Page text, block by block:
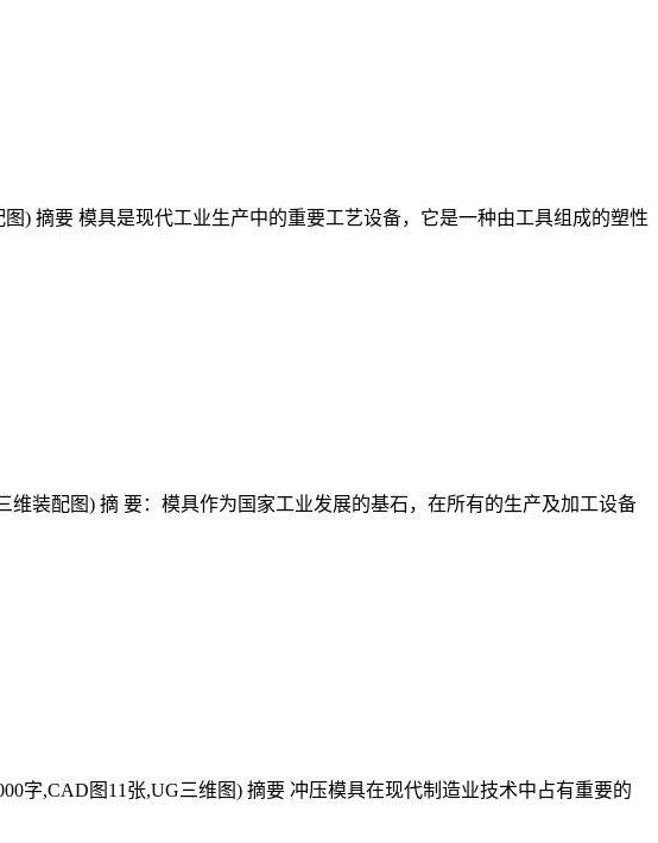
) 摘要 模具是现代工业生产中的重要工艺设备，它是一种由工具组成的塑性
装配图) 摘 要：模具作为国家工业发展的基石，在所有的生产及加工设备
字,CAD图11张,UG三维图) 摘要 冲压模具在现代制造业技术中占有重要的